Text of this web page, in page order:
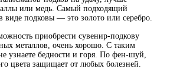
или медь. Самый подходящий
виде подковы — это золото или серебро.
приобрести сувенир-подкову
металлов, очень хорошо. С таким
узнаете бедности и горя. По фен-шуй,
цвета защищает от любых болезней.